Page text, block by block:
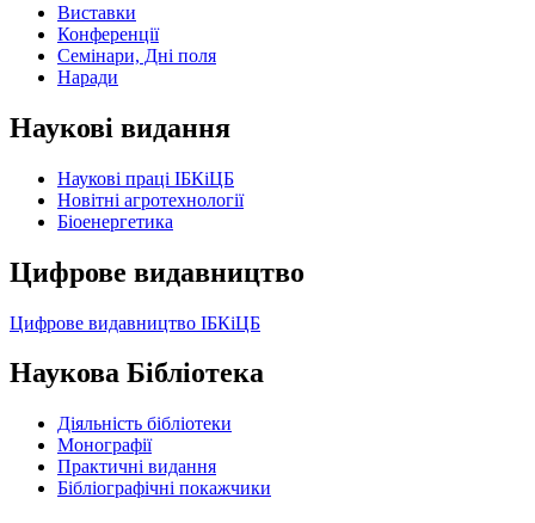
Виставки
Конференції
Семінари, Дні поля
Наради
Наукові видання
Наукові праці ІБКіЦБ
Новітні агротехнології
Бiоенергетика
Цифрове видавництво
Цифрове видавництво ІБКіЦБ
Наукова Бібліотека
Діяльність бібліотеки
Монографії
Практичні видання
Бібліографічні покажчики